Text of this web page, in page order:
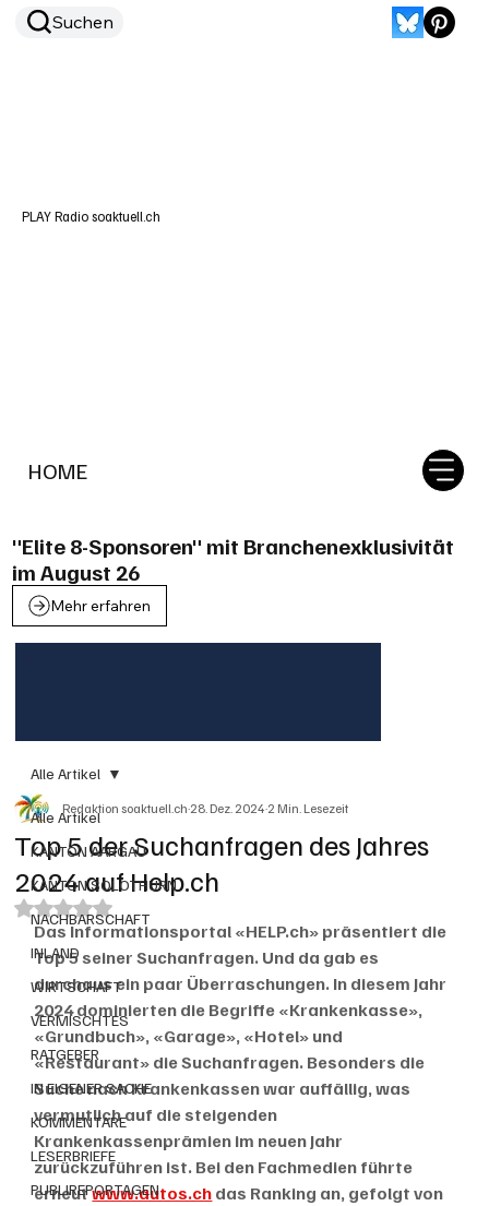
HOME
Suchen
PLAY Radio soaktuell.ch
"Elite 8-Sponsoren" mit Branchenexklusivität
im August 26
Mehr erfahren
Alle Artikel
KANTON AARGAU
KANTON SOLOTHURN
NACHBARSCHAFT
INLAND
WIRTSCHAFT
VERMISCHTES
RATGEBER
IN EIGENER SACHE
KOMMENTARE
LESERBRIEFE
PUBLIREPORTAGEN
Alle Artikel
Top 5 der Suchanfragen des Jahres
2024 auf Help.ch
Redaktion soaktuell.ch28. Dez. 20242 Min. Lesezeit
Mit NaN von 5 Sternen bewertet.
Das Informationsportal «HELP.ch» präsentiert die
Top 5 seiner Suchanfragen. Und da gab es
durchaus ein paar Überraschungen. In diesem Jahr
2024 dominierten die Begriffe «Krankenkasse»,
«Grundbuch», «Garage», «Hotel» und
«Restaurant» die Suchanfragen. Besonders die
Suche nach Krankenkassen war auffällig, was
vermutlich auf die steigenden
Krankenkassenprämien im neuen Jahr
zurückzuführen ist. Bei den Fachmedien führte
erneut www.autos.ch das Ranking an, gefolgt von